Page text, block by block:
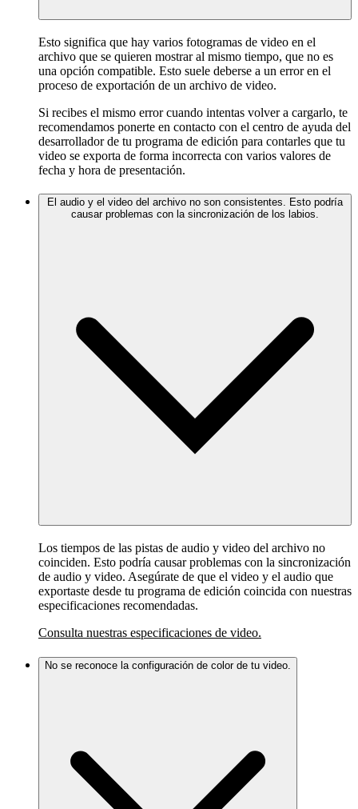
Esto significa que hay varios fotogramas de video en el
archivo que se quieren mostrar al mismo tiempo, que no es
una opción compatible. Esto suele deberse a un error en el
proceso de exportación de un archivo de video.
Si recibes el mismo error cuando intentas volver a cargarlo, te
recomendamos ponerte en contacto con el centro de ayuda del
desarrollador de tu programa de edición para contarles que tu
video se exporta de forma incorrecta con varios valores de
fecha y hora de presentación.
El audio y el video del archivo no son consistentes. Esto podría
causar problemas con la sincronización de los labios.
Los tiempos de las pistas de audio y video del archivo no
coinciden. Esto podría causar problemas con la sincronización
de audio y video. Asegúrate de que el video y el audio que
exportaste desde tu programa de edición coincida con nuestras
especificaciones recomendadas.
Consulta nuestras especificaciones de video.
No se reconoce la configuración de color de tu video.